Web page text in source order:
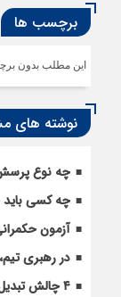
برچسب ها
این مطلب بدون
نوشته های
چه نوع
چه کسی باید
آزمون
در رهبری
۴ چالش تبدیل نوآوری به موفقیت‌های تجاری